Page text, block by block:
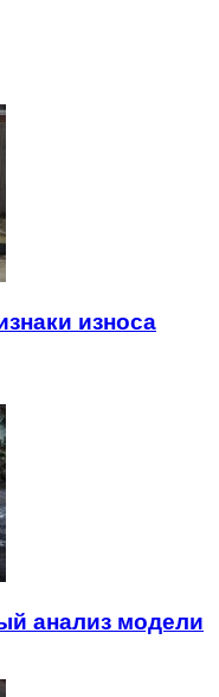
износа
анализ модели